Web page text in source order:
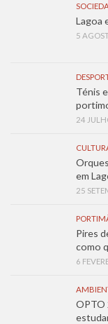
Lagoa
5
Ténis
24
em
25
Pires
como
6
OPTO